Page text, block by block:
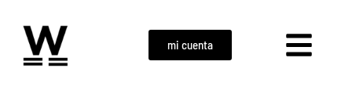
mi cuenta